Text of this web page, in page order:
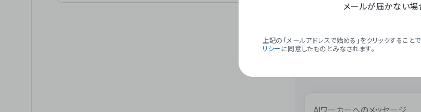
メールが届かない場
上記の「メールアドレスで始める」をクリックすることで
リシー に同意したものとみなされます。